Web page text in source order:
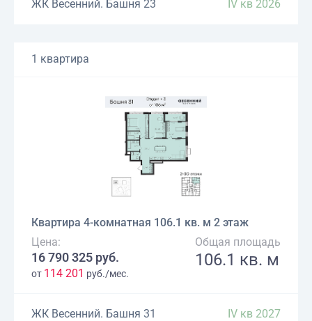
ЖК Весенний. Башня 23 IV кв 2026
1 квартира
Квартира 4-комнатная 106.1 кв. м 2 этаж
Цена:
16 790 325 руб.
от 114 201 руб./мес.
Общая площадь
106.1 кв. м
ЖК Весенний. Башня 31 IV кв 2027